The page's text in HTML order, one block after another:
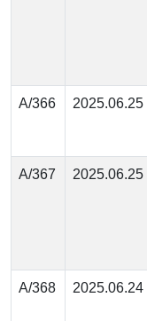
А/366 2025.06.25
А/367 2025.06.25
А/368 2025.06.24